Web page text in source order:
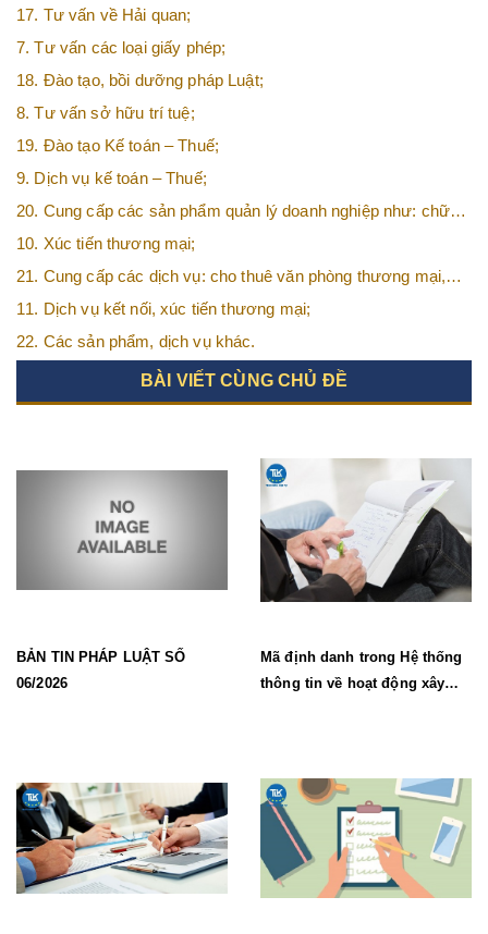
17. Tư vấn về Hải quan;
7. Tư vấn các loại giấy phép;
18. Đào tạo, bồi dưỡng pháp Luật;
8. Tư vấn sở hữu trí tuệ;
19. Đào tạo Kế toán – Thuế;
9. Dịch vụ kế toán – Thuế;
20. Cung cấp các sản phẩm quản lý doanh nghiệp như: chữ
ký số, hóa đơn điện tử, BHXH,…vv
10. Xúc tiến thương mại;
21. Cung cấp các dịch vụ: cho thuê văn phòng thương mại,
văn phòng ảo, văn phòng chia sẻ…vv
11. Dịch vụ kết nối, xúc tiến thương mại;
22. Các sản phẩm, dịch vụ khác.
BÀI VIẾT CÙNG CHỦ ĐỀ
BẢN TIN PHÁP LUẬT SỐ
06/2026
Mã định danh trong Hệ thống
thông tin về hoạt động xây